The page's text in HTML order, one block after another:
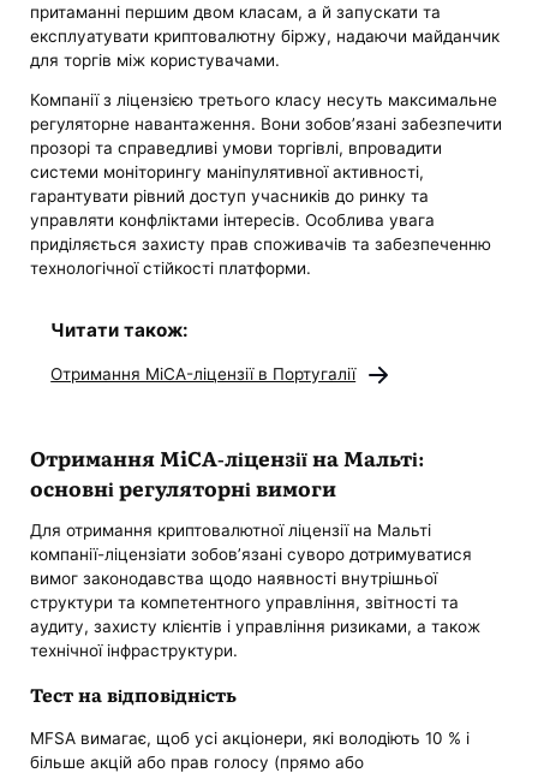
притаманні першим двом класам, а й запускати та
експлуатувати криптовалютну біржу, надаючи майданчик
для торгів між користувачами.
Компанії з ліцензією третього класу несуть максимальне
регуляторне навантаження. Вони зобов’язані забезпечити
прозорі та справедливі умови торгівлі, впровадити
системи моніторингу маніпулятивної активності,
гарантувати рівний доступ учасників до ринку та
управляти конфліктами інтересів. Особлива увага
приділяється захисту прав споживачів та забезпеченню
технологічної стійкості платформи.
Читати також:
Отримання MiCA-ліцензії в Португалії
Отримання MiCA-ліцензії на Мальті:
основні регуляторні вимоги
Для отримання криптовалютної ліцензії на Мальті
компанії-ліцензіати зобов’язані суворо дотримуватися
вимог законодавства щодо наявності внутрішньої
структури та компетентного управління, звітності та
аудиту, захисту клієнтів і управління ризиками, а також
технічної інфраструктури.
Тест на відповідність
MFSA вимагає, щоб усі акціонери, які володіють 10 % і
більше акцій або прав голосу (прямо або